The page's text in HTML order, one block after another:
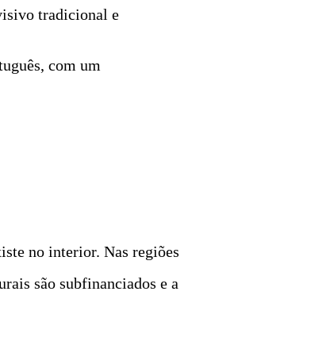
tradicional e
com um
no interior. Nas regiões
são subfinanciados e a